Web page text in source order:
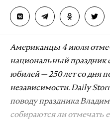
Американцы 4 июля
национальный праздник
юбилей — 250 лет со дня
независимости. Daily
поводу праздника
собираются ли отмечать